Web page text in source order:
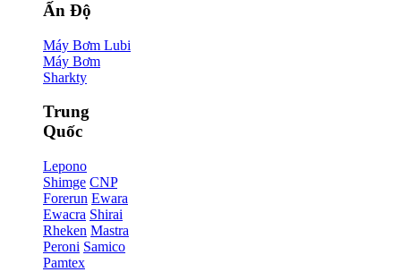
Ấn Độ
Máy Bơm Lubi
Máy Bơm
Sharkty
Trung
Quốc
Lepono
Shimge CNP
Forerun Ewara
Ewacra Shirai
Rheken Mastra
Peroni Samico
Pamtex